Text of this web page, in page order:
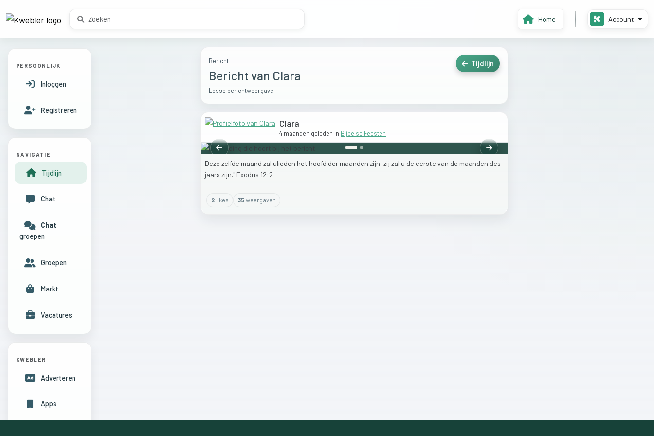
Home Account
Bericht
Bericht van Clara
Losse berichtweergave.
Tijdlijn
Clara
4 maanden geleden in Bijbelse Feesten
Vorige
Volgende
Deze zelfde maand zal ulieden het hoofd der maanden zijn; zij zal u de eerste van de maanden des
jaars zijn." Exodus 12:2
2likes 35weergaven
PERSOONLIJK
Inloggen
Registreren
NAVIGATIE
Tijdlijn
Chat
Chat
groepen
Groepen
Markt
Vacatures
KWEBLER
Adverteren
Apps